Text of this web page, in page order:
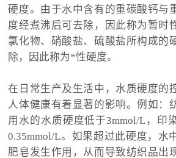
硬度。由于水中含有的重碳酸钙与
度经煮沸后可去除，因此称为暂时
氯化物、硝酸盐、硫酸盐所构成的
除，因此称为*性硬度。
在日常生产及生活中，水质硬度的
人体健康有着显著的影响。例如：
用水的水质硬度低于3mmol/L，印
0.35mmol/L。如果超过此硬度，水
肥皂发生作用，从而导致纺织品出